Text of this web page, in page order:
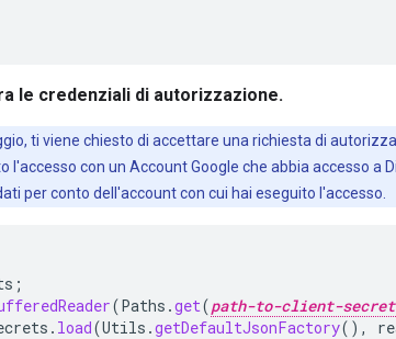
le credenziali di autorizzazione.
ti viene chiesto di accettare una richiesta di
con un Account Google che abbia accesso a
per conto dell'account con cui hai eseguito l'accesso.
;
(Paths .get(path-to-client-
. load(Utils .getDefaultJsonFactory(),